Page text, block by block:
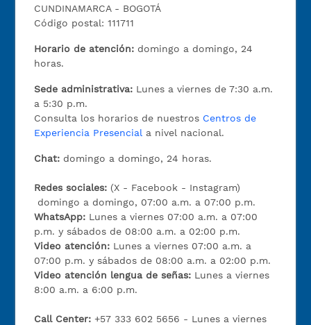
CUNDINAMARCA - BOGOTÁ
Código postal: 111711
Horario de atención: domingo a domingo, 24
horas.
Sede administrativa: Lunes a viernes de 7:30 a.m.
a 5:30 p.m.
Consulta los horarios de nuestros Centros de
Experiencia Presencial a nivel nacional.
Chat: domingo a domingo, 24 horas.
Redes sociales: (X - Facebook - Instagram)
domingo a domingo, 07:00 a.m. a 07:00 p.m.
WhatsApp: Lunes a viernes 07:00 a.m. a 07:00
p.m. y sábados de 08:00 a.m. a 02:00 p.m.
Video atención: Lunes a viernes 07:00 a.m. a
07:00 p.m. y sábados de 08:00 a.m. a 02:00 p.m.
Video atención lengua de señas: Lunes a viernes
8:00 a.m. a 6:00 p.m.
Call Center:+57 333 602 5656 - Lunes a viernes